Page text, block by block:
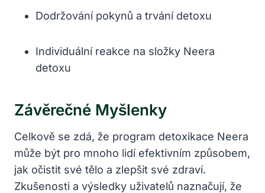
Dodržování pokynů a trvání detoxu
Individuální reakce na složky Neera
detoxu
Závěrečné Myšlenky
Celkově se zdá, že program detoxikace Neera
může být pro mnoho lidí efektivním způsobem,
jak očistit své tělo a zlepšit své zdraví.
Zkušenosti a výsledky uživatelů naznačují, že